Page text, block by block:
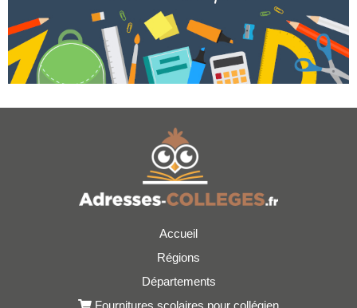
Accueil
Régions
Départements
Fournitures scolaires pour collégien